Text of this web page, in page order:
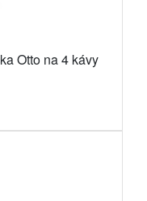
Otto na 4 kávy